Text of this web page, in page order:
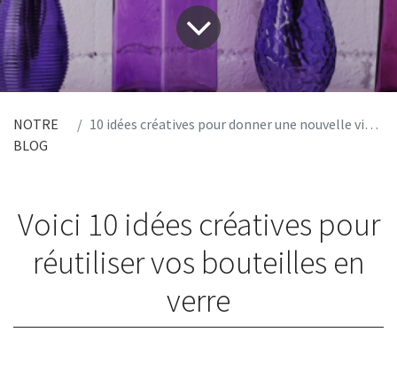
NOTRE
BLOG
10 idées créatives pour donner une nouvelle vie à vos bouteilles en verre
Voici 10 idées créatives pour
réutiliser vos bouteilles en
verre